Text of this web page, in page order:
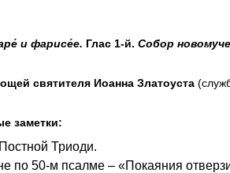
е́ и фарисе́е. Глас 1-й. Собор
святителя Иоанна Златоуста
заметки:
Триоди.
по 50-м псалме – «Покаяния